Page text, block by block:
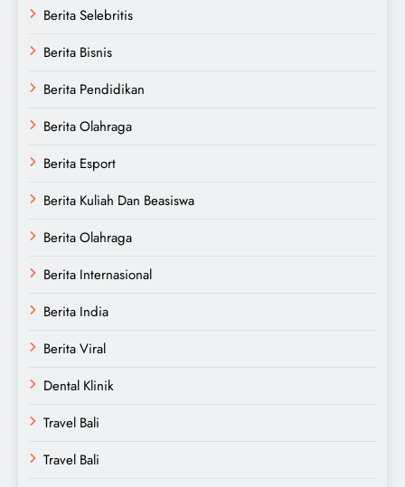
Berita Selebritis
Berita Bisnis
Berita Pendidikan
Berita Olahraga
Berita Esport
Berita Kuliah Dan Beasiswa
Berita Olahraga
Berita Internasional
Berita India
Berita Viral
Dental Klinik
Travel Bali
Travel Bali